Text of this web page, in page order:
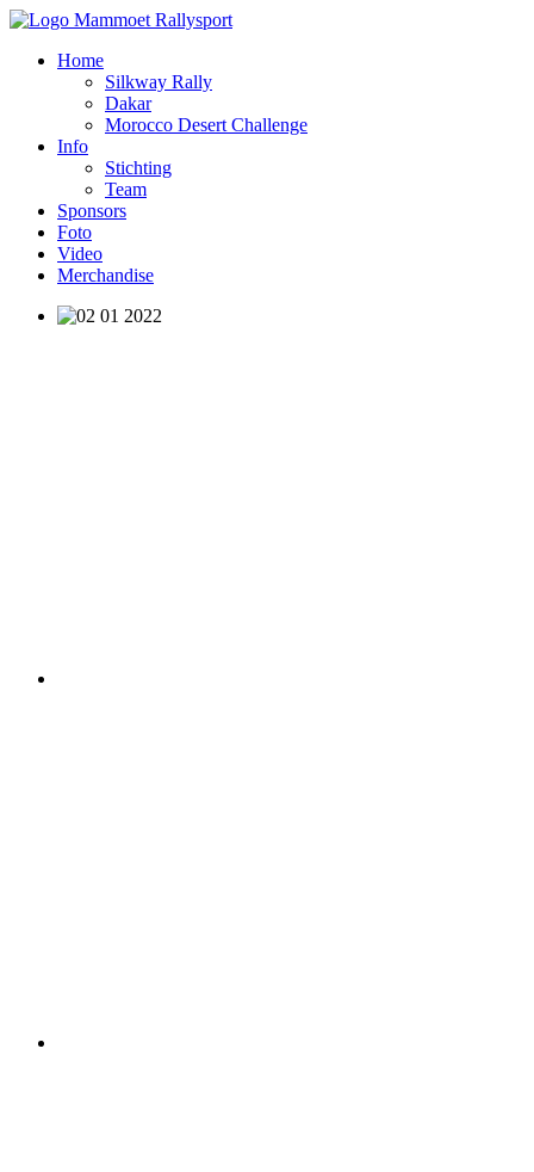
Home
Silkway Rally
Dakar
Morocco Desert Challenge
Info
Stichting
Team
Sponsors
Foto
Video
Merchandise